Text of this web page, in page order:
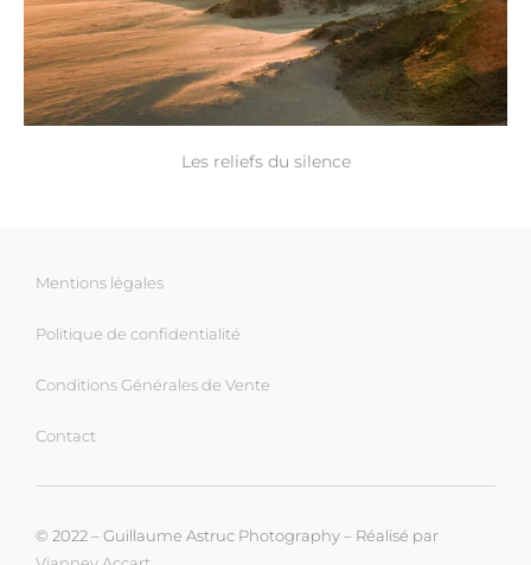
Les reliefs du silence
Mentions légales
Politique de confidentialité
Conditions Générales de Vente
Contact
© 2022 – Guillaume Astruc Photography – Réalisé par